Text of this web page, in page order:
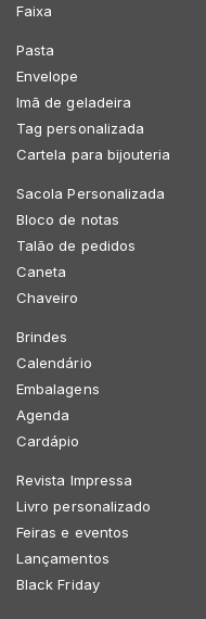
Faixa
Pasta
Envelope
Imã de geladeira
Tag personalizada
Cartela para bijouteria
Sacola Personalizada
Bloco de notas
Talão de pedidos
Caneta
Chaveiro
Brindes
Calendário
Embalagens
Agenda
Cardápio
Revista Impressa
Livro personalizado
Feiras e eventos
Lançamentos
Black Friday